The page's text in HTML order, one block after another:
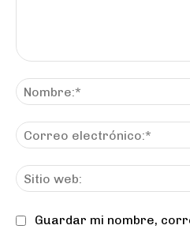
Guardar mi nombre,